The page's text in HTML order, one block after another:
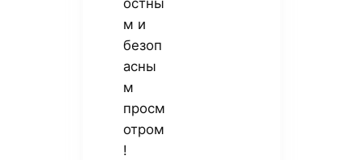
остны
м и
безоп
асны
м
просм
отром
!